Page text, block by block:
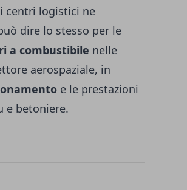
centri logistici ne
dire lo stesso per le
a combustibile nelle
aerospaziale, in
e le prestazioni
e betoniere.